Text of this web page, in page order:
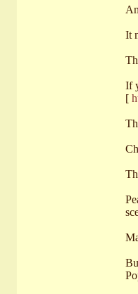
It
If
[